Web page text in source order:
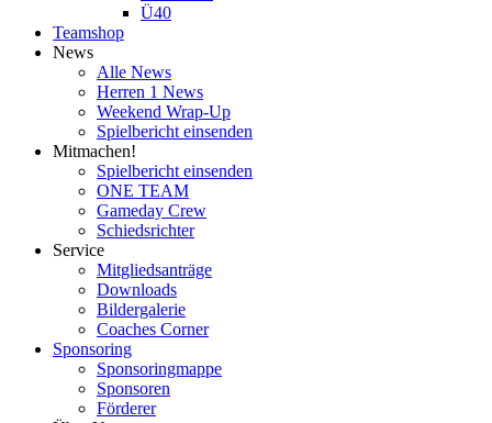
Ü40
Teamshop
News
Alle News
Herren 1 News
Weekend Wrap-Up
Spielbericht einsenden
Mitmachen!
Spielbericht einsenden
ONE TEAM
Gameday Crew
Schiedsrichter
Service
Mitgliedsanträge
Downloads
Bildergalerie
Coaches Corner
Sponsoring
Sponsoringmappe
Sponsoren
Förderer